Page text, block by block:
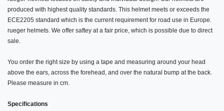
produced with highest quality standards. This helmet meets or exceeds the
ECE2205 standard which is the current requirement for road use in Europe.
rueger helmets. We offer saftey at a fair price, which is possible due to direct
sale.
You order the right size by using a tape and measuring around your head
above the ears, across the forehead, and over the natural bump at the back.
Please measure in cm.
Specifications